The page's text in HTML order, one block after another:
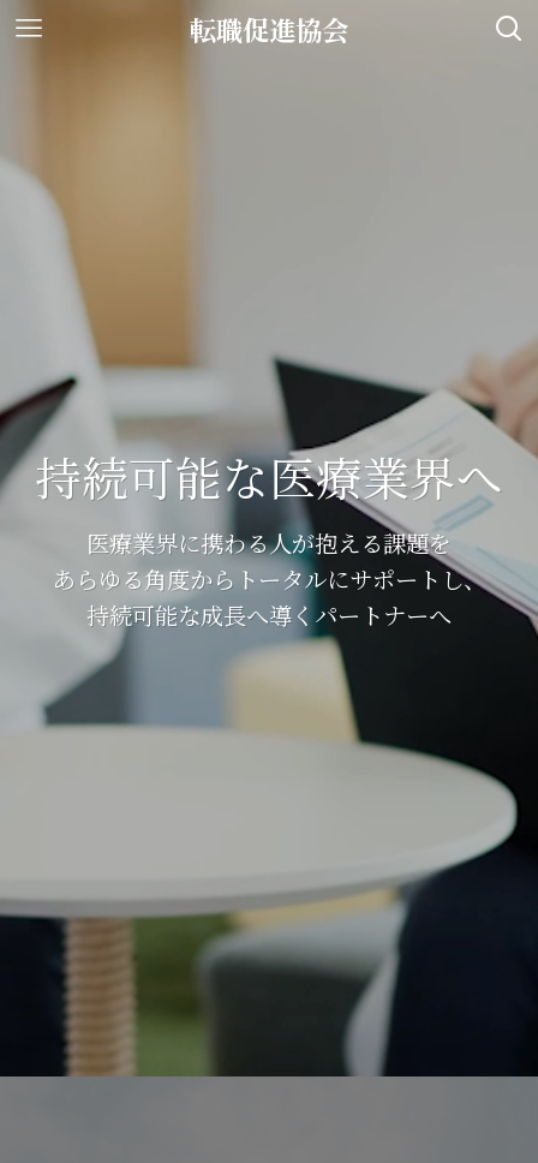
転職促進協会
持続可能な医療業界へ
医療業界に携わる人が抱える課題を
あらゆる角度からトータルにサポートし、
持続可能な成長へ導くパートナーへ